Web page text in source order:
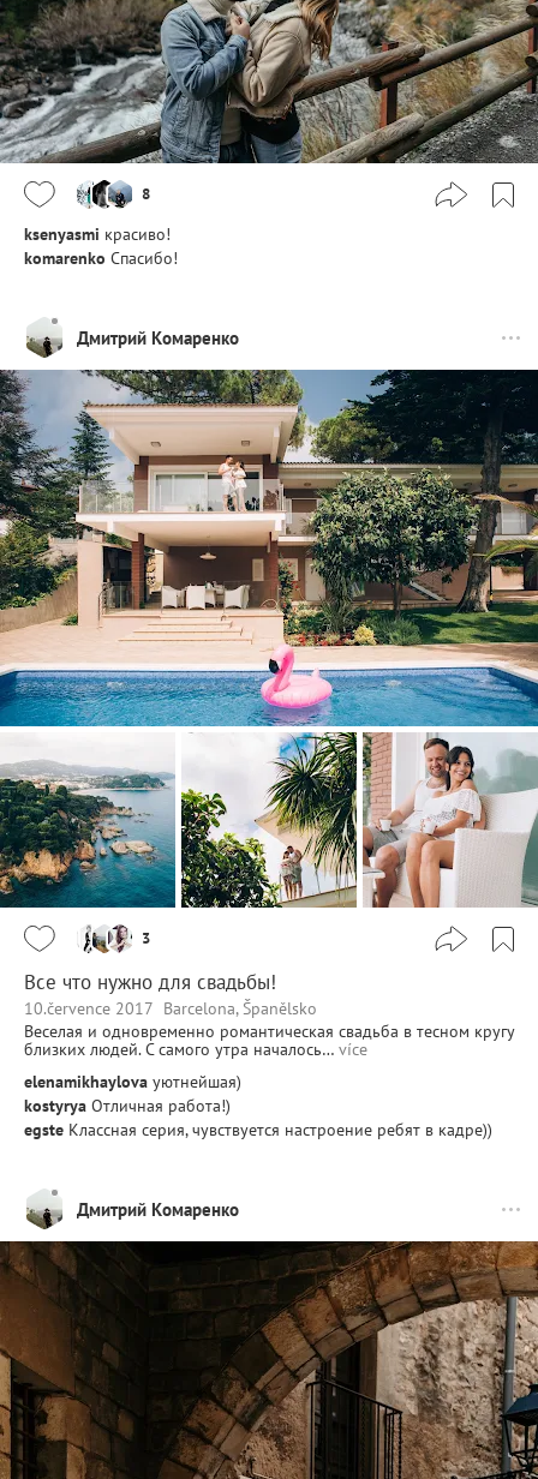
8
ksenyasmi красиво!
komarenko Спасибо!
Дмитрий Комаренко
3
Все что нужно для свадьбы!
10.července 2017 Barcelona, Španělsko
Веселая и одновременно романтическая свадьба в тесном кругу
близких людей. С самого утра началось… více
elenamikhaylova уютнейшая)
kostyrya Отличная работа!)
egste Классная серия, чувствуется настроение ребят в кадре))
Дмитрий Комаренко